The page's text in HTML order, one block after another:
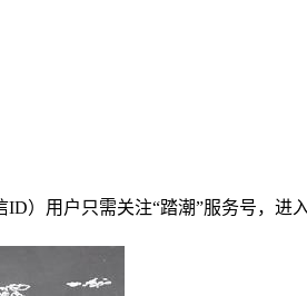
）用户只需关注“踏潮”服务号，进